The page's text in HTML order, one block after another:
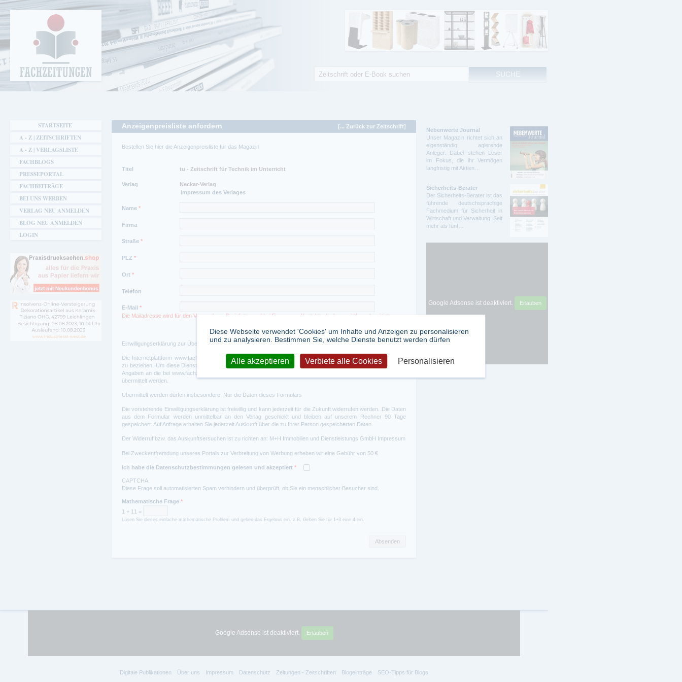
Fachzeitungen.de - Das unabhängige Portal
für Fachmagazine Fachpublikationen &
eBooks
Anzeigenpreisliste anfordern [... Zurück zur Zeitschrift]
Bestellen Sie hier die Anzeigenpreisliste für das Magazin
Titel
Verlag
Impressum des Verlages
Name *
Firma
Straße *
PLZ *
Ort *
Telefon
E-Mail *
Die Mailadresse wird für den Versand von Preislisten und bei Fragen zur Kontaktaufnahme mit Ihnen benötigt.
Einwilligungserklärung zur Übermittlung, Verarbeitung und Nutzung von Daten
Die Internetplattform www.fachzeitungen.de
bietet Ihnen die Möglichkeit, Fachzeitschriften verschiedener Anbieter
zu beziehen. Um diese Dienstleistung zu ermöglichen, bin ich damit einverstanden, dass die hierfür erforderlichen
Angaben an die beiwww.fachzeitungen.de
übermittelt werden.
Übermittelt werden dürfen insbesondere: Nur die Daten dieses Formulars
Die vorstehende Einwilligungserklärung ist freiwillig und kann jederzeit für die Zukunft widerrufen werden. Die Daten
aus dem Formular werden unmittelbar an den Verlag geschickt und bleiben auf unserem Rechner 90 Tage
gespeichert. Auf Anfrage erhalten Sie jederzeit Auskunft über die zu Ihrer Person gespeicherten Daten.
Der Widerruf bzw. das Auskunftsersuchen ist zu richten an: M+H Immobilien und Dienstleistungs GmbH Impressum
Bei Zweckentfremdung unseres Portals zur Verbreitung von Werbung erheben wir eine Gebühr von 50 €
Ich habe die Datenschutzbestimmungen gelesen und akzeptiert *
CAPTCHA
Diese Frage soll automatisierten Spam verhindern und überprüft, ob Sie ein menschlicher Besucher sind.
Mathematische Frage *
1 + 11 =
Lösen Sie dieses einfache mathematische Problem und geben das Ergebnis ein. z.B. Geben Sie für 1+3 eine 4 ein.
STARTSEITE
A - Z | ZEITSCHRIFTEN
A - Z | VERLAGSLISTE
FACHBLOGS
PRESSEPORTAL
FACHBEITRÄGE
BEI UNS WERBEN
VERLAG NEU ANMELDEN
BLOG NEU ANMELDEN
LOGIN
Nebenwerte Journal
Unser Magazin richtet sich an
eigenständig agierende
Anleger. Dabei stehen Leser
im Fokus, die ihr Vermögen
langfristig mit Aktien…
Sicherheits-Berater
Der Sicherheits-Berater ist das
führende deutschsprachige
Fachmedium für Sicherheit in
Wirtschaft und Verwaltung. Seit
mehr als fünf…
Google Adsense ist deaktiviert. Erlauben
Suchformular
Google Adsense ist deaktiviert. Erlauben
Digitale Publikationen Über uns Impressum Datenschutz Zeitungen - Zeitschriften Blogeinträge SEO-Tipps für Blogs
Diese Webseite verwendet 'Cookies' um Inhalte und Anzeigen zu personalisieren
und zu analysieren. Bestimmen Sie, welche Dienste benutzt werden dürfen
Alle akzeptieren Verbiete alle Cookies Personalisieren